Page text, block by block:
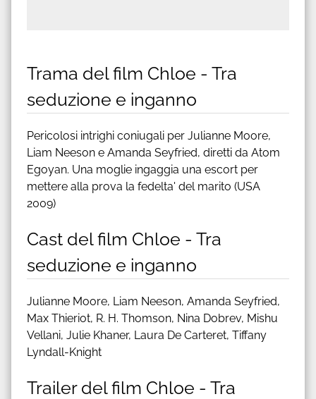
Trama del film Chloe - Tra
seduzione e inganno
Pericolosi intrighi coniugali per Julianne Moore,
Liam Neeson e Amanda Seyfried, diretti da Atom
Egoyan. Una moglie ingaggia una escort per
mettere alla prova la fedelta' del marito (USA
2009)
Cast del film Chloe - Tra
seduzione e inganno
Julianne Moore, Liam Neeson, Amanda Seyfried,
Max Thieriot, R. H. Thomson, Nina Dobrev, Mishu
Vellani, Julie Khaner, Laura De Carteret, Tiffany
Lyndall-Knight
Trailer del film Chloe - Tra